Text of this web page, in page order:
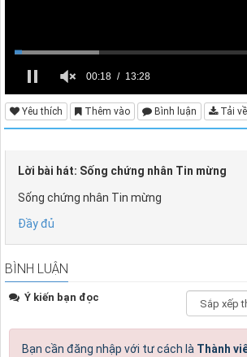
00:18 13:28
Yêu thích Thêm vào Bình luận Tải về
Lời bài hát: Sống chứng nhân Tin mừng
Sống chứng nhân Tin mừng
Đầy đủ
BÌNH LUẬN
Ý kiến bạn đọc
Bạn cần đăng nhập với tư cách là Thành